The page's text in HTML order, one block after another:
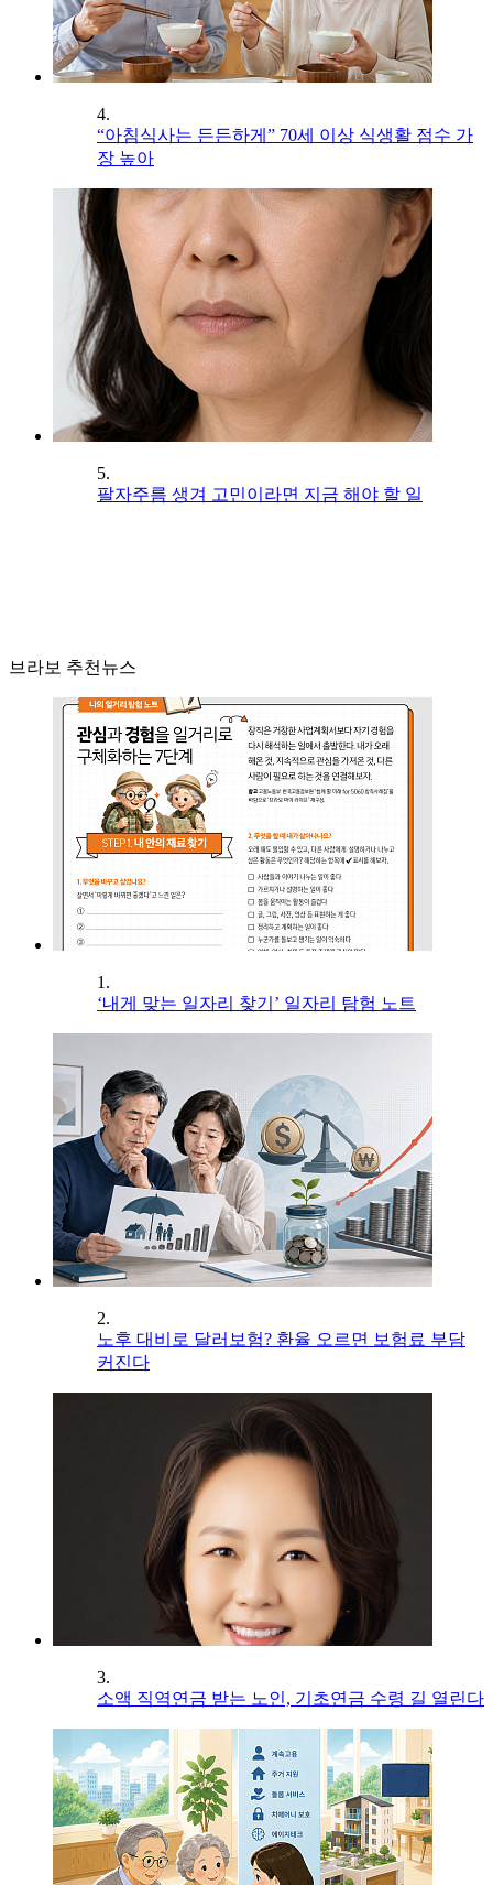
4.
“아침식사는 든든하게” 70세 이상 식생활 점수 가
장 높아
5.
팔자주름 생겨 고민이라면 지금 해야 할 일
브라보 추천뉴스
1.
‘내게 맞는 일자리 찾기’ 일자리 탐험 노트
2.
노후 대비로 달러보험? 환율 오르면 보험료 부담
커진다
3.
소액 직역연금 받는 노인, 기초연금 수령 길 열린다